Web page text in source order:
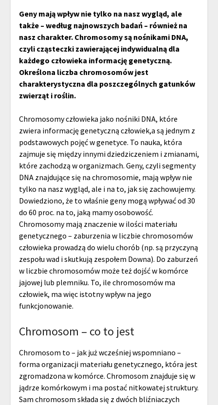
Geny mają wpływ nie tylko na nasz wygląd, ale
także – według najnowszych badań – również na
nasz charakter. Chromosomy są nośnikami DNA,
czyli cząsteczki zawierającej indywidualną dla
każdego człowieka informację genetyczną.
Określona liczba chromosomów jest
charakterystyczna dla poszczególnych gatunków
zwierząt i roślin.
Chromosomy człowieka jako nośniki DNA, które
zwiera informację genetyczną człowiek,a są jednym z
podstawowych pojęć w genetyce. To nauka, która
zajmuje się między innymi dziedziczeniem i zmianami,
które zachodzą w organizmach. Geny, czyli segmenty
DNA znajdujące się na chromosomie, mają wpływ nie
tylko na nasz wygląd, ale i na to, jak się zachowujemy.
Dowiedziono, że to właśnie geny mogą wpływać od 30
do 60 proc. na to, jaką mamy osobowość.
Chromosomy mają znaczenie w ilości materiału
genetycznego – zaburzenia w liczbie chromosomów
człowieka prowadzą do wielu chorób (np. są przyczyną
zespołu wad i skutkują zespołem Downa). Do zaburzeń
w liczbie chromosomów może też dojść w komórce
jajowej lub plemniku. To, ile chromosomów ma
człowiek, ma więc istotny wpływ na jego
funkcjonowanie.
Chromosom – co to jest
Chromosom to – jak już wcześniej wspomniano –
forma organizacji materiału genetycznego, która jest
zgromadzona w komórce. Chromosom znajduje się w
jądrze komórkowym i ma postać nitkowatej struktury.
Sam chromosom składa się z dwóch bliźniaczych